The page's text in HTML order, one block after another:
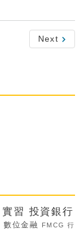
Next
實習 投資銀行
數位金融 FMCG 行